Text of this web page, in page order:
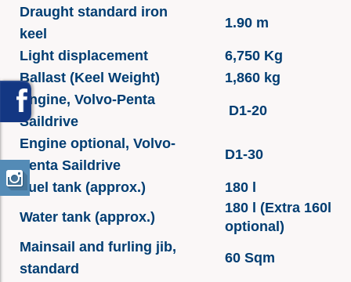
Draught standard iron
keel
1.90 m
Light displacement
6,750 Kg
Ballast (Keel Weight)
1,860 kg
Engine, Volvo-Penta
Saildrive
D1-20
Engine optional, Volvo-
Penta Saildrive
D1-30
Fuel tank (approx.)
180 l
Water tank (approx.)
180 l (Extra 160l
optional)
Mainsail and furling jib,
standard
60 Sqm